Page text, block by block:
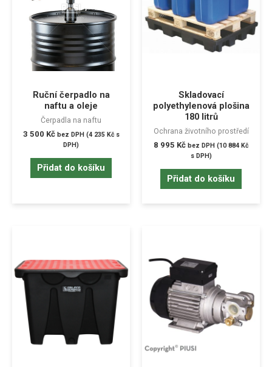
Ruční čerpadlo na
naftu a oleje
Čerpadla na naftu
3 500 Kč bez DPH (4 235 Kčs
DPH)
Přidat do košíku
Skladovací
polyethylenová plošina
180 litrů
Ochrana životního prostředí
8 995 Kč bez DPH (10 884 Kč
s DPH)
Přidat do košíku